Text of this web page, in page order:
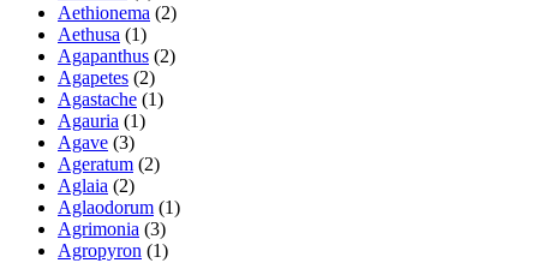
Aethionema (2)
Aethusa (1)
Agapanthus (2)
Agapetes (2)
Agastache (1)
Agauria (1)
Agave (3)
Ageratum (2)
Aglaia (2)
Aglaodorum (1)
Agrimonia (3)
Agropyron (1)